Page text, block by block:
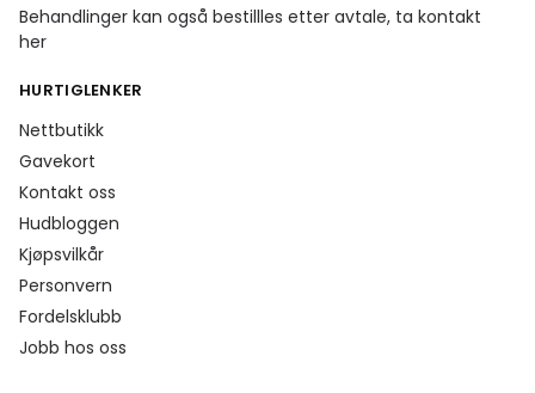
Behandlinger kan også bestillles etter avtale, ta kontakt
her
HURTIGLENKER
Nettbutikk
Gavekort
Kontakt oss
Hudbloggen
Kjøpsvilkår
Personvern
Fordelsklubb
Jobb hos oss